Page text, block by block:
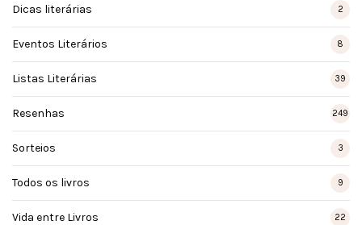
Dicas literárias 2
Eventos Literários 8
Listas Literárias 39
Resenhas 249
Sorteios 3
Todos os livros 9
Vida entre Livros 22